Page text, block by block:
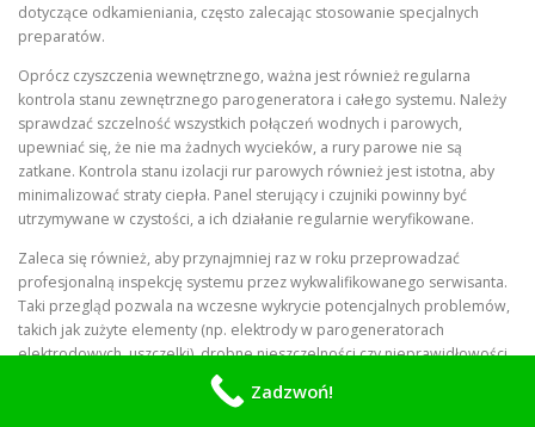
dotyczące odkamieniania, często zalecając stosowanie specjalnych
preparatów.
Oprócz czyszczenia wewnętrznego, ważna jest również regularna
kontrola stanu zewnętrznego parogeneratora i całego systemu. Należy
sprawdzać szczelność wszystkich połączeń wodnych i parowych,
upewniać się, że nie ma żadnych wycieków, a rury parowe nie są
zatkane. Kontrola stanu izolacji rur parowych również jest istotna, aby
minimalizować straty ciepła. Panel sterujący i czujniki powinny być
utrzymywane w czystości, a ich działanie regularnie weryfikowane.
Zaleca się również, aby przynajmniej raz w roku przeprowadzać
profesjonalną inspekcję systemu przez wykwalifikowanego serwisanta.
Taki przegląd pozwala na wczesne wykrycie potencjalnych problemów,
takich jak zużyte elementy (np. elektrody w parogeneratorach
elektrodowych, uszczelki), drobne nieszczelności czy nieprawidłowości
w działaniu automatyki. Profesjonalista może również skontrolować stan
instalacji elektrycznej i zabezpieczeń. Używanie wyłącznie oryginalnych
Zadzwoń!